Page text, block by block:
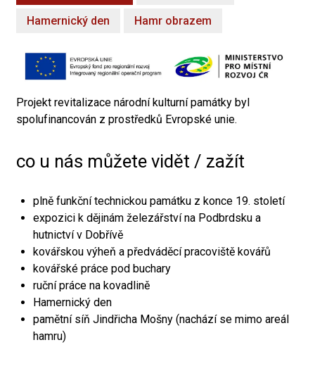
Hamernický den Hamr obrazem
Projekt revitalizace národní kulturní památky byl
spolufinancován z prostředků Evropské unie.
co u nás můžete vidět / zažít
plně funkční technickou památku z konce 19. století
expozici k dějinám železářství na Podbrdsku a
hutnictví v Dobřívě
kovářskou výheň a předváděcí pracoviště kovářů
kovářské práce pod buchary
ruční práce na kovadlině
Hamernický den
pamětní síň Jindřicha Mošny (nachází se mimo areál
hamru)